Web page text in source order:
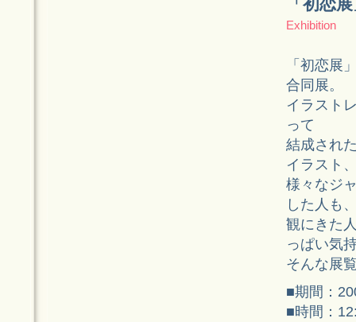
「初恋
Exhibition
「初恋展
合同展。
イラスト
って
結成され
イラスト
様々なジ
した人も
観にきた
っぱい気
そんな展
■期間：
■時間：